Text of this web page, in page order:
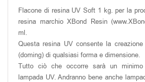
Flacone di resina UV Soft 1 kg. per la
resina marchio XBond Resin
ml.
Questa resina UV consente la
(doming) di qualsiasi forma e dimensione.
Tutto ciò che occorre sarà un
lampada UV. Andranno bene anche